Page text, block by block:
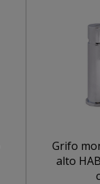
Grifo
alto